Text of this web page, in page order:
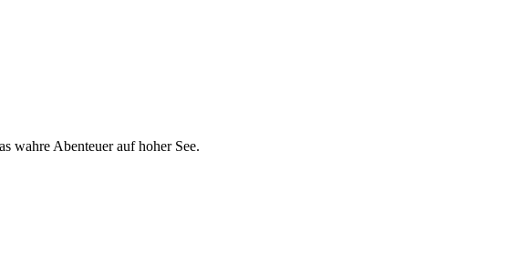
wahre Abenteuer auf hoher See.